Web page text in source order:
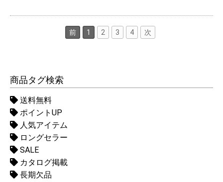
前 1 2 3 4 次
商品タグ検索
送料無料
ポイントUP
人気アイテム
ロングセラー
SALE
カタログ掲載
長期欠品